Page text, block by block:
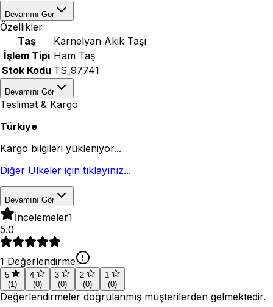
Devamını Gör
Özellikler
Taş
Karnelyan Akik Taşı
İşlem Tipi Ham Taş
Stok Kodu TS_97741
Devamını Gör
Teslimat & Kargo
Türkiye
Kargo bilgileri yükleniyor...
Diğer Ülkeler için tıklayınız...
Devamını Gör
İncelemeler1
5.0
1 Değerlendirme
5
(1)
4
(0)
3
(0)
2
(0)
1
(0)
Değerlendirmeler doğrulanmış müşterilerden gelmektedir.